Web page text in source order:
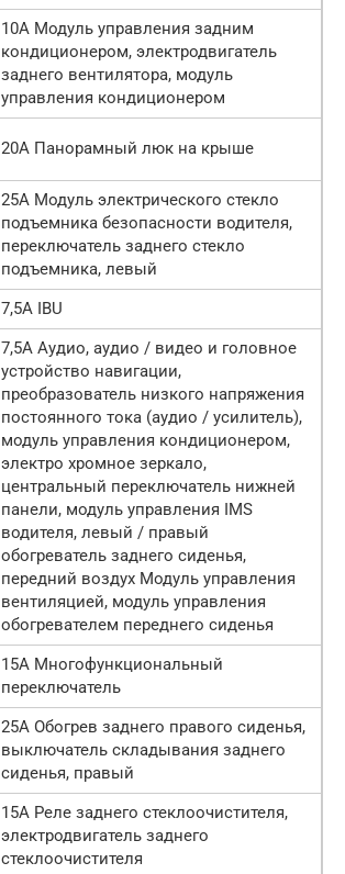
10А Модуль управления задним
кондиционером, электродвигатель
заднего вентилятора, модуль
управления кондиционером
20А Панорамный люк на крыше
25А Модуль электрического стекло
подъемника безопасности водителя,
переключатель заднего стекло
подъемника, левый
7,5А IBU
7,5А Аудио, аудио / видео и головное
устройство навигации,
преобразователь низкого напряжения
постоянного тока (аудио / усилитель),
модуль управления кондиционером,
электро хромное зеркало,
центральный переключатель нижней
панели, модуль управления IMS
водителя, левый / правый
обогреватель заднего сиденья,
передний воздух Модуль управления
вентиляцией, модуль управления
обогревателем переднего сиденья
15А Многофункциональный
переключатель
25А Обогрев заднего правого сиденья,
выключатель складывания заднего
сиденья, правый
15А Реле заднего стеклоочистителя,
электродвигатель заднего
стеклоочистителя